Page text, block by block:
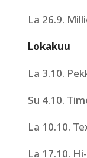
La 26.9.
Lokakuu
La 3.10.
Su 4.10.
La 10.10.
La 17.10.